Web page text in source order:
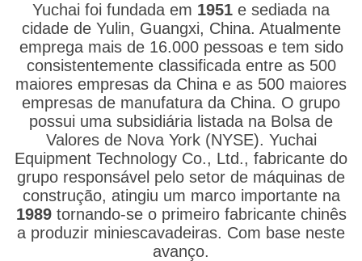
Yuchai foi fundada em 1951 e sediada na
cidade de Yulin, Guangxi, China. Atualmente
emprega mais de 16.000 pessoas e tem sido
consistentemente classificada entre as 500
maiores empresas da China e as 500 maiores
empresas de manufatura da China. O grupo
possui uma subsidiária listada na Bolsa de
Valores de Nova York (NYSE). Yuchai
Equipment Technology Co., Ltd., fabricante do
grupo responsável pelo setor de máquinas de
construção, atingiu um marco importante na
1989tornando-se o primeiro fabricante chinês
a produzir miniescavadeiras. Com base neste
avanço.